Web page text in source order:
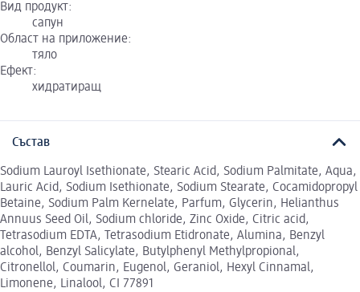
Вид продукт:
сапун
Област на приложение:
тяло
Ефект:
хидратиращ
Състав
Sodium Lauroyl Isethionate, Stearic Acid, Sodium Palmitate, Aqua,
Lauric Acid, Sodium Isethionate, Sodium Stearate, Cocamidopropyl
Betaine, Sodium Palm Kernelate, Parfum, Glycerin, Helianthus
Annuus Seed Oil, Sodium chloride, Zinc Oxide, Citric acid,
Tetrasodium EDTA, Tetrasodium Etidronate, Alumina, Benzyl
alcohol, Benzyl Salicylate, Butylphenyl Methylpropional,
Citronellol, Coumarin, Eugenol, Geraniol, Hexyl Cinnamal,
Limonene, Linalool, CI 77891